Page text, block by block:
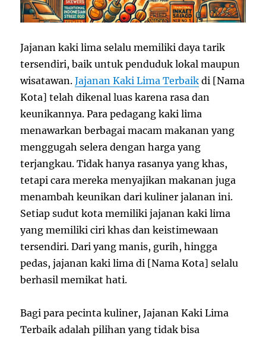
Jajanan kaki lima selalu memiliki daya tarik
tersendiri, baik untuk penduduk lokal maupun
wisatawan.Jajanan Kaki Lima Terbaik di [Nama
Kota] telah dikenal luas karena rasa dan
keunikannya. Para pedagang kaki lima
menawarkan berbagai macam makanan yang
menggugah selera dengan harga yang
terjangkau. Tidak hanya rasanya yang khas,
tetapi cara mereka menyajikan makanan juga
menambah keunikan dari kuliner jalanan ini.
Setiap sudut kota memiliki jajanan kaki lima
yang memiliki ciri khas dan keistimewaan
tersendiri. Dari yang manis, gurih, hingga
pedas, jajanan kaki lima di [Nama Kota] selalu
berhasil memikat hati.
Bagi para pecinta kuliner, Jajanan Kaki Lima
Terbaik adalah pilihan yang tidak bisa